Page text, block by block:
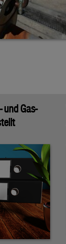
und Gas-